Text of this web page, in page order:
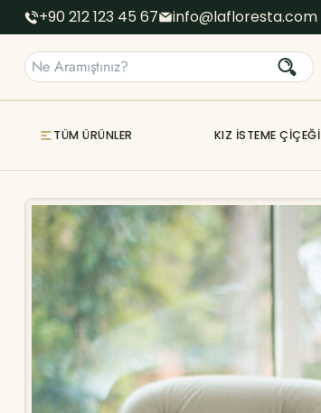
+90 212 123 45 67 info@lafloresta.com
TÜM ÜRÜNLER KIZ İSTEME ÇIÇEĞI